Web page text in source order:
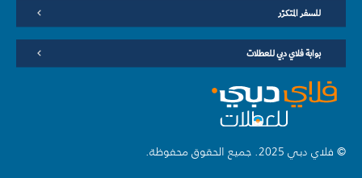
للسفر المتكرّر
بوابة فلاي دبي للعطلات
© فلاي دبي 2025. جميع الحقوق محفوظة.